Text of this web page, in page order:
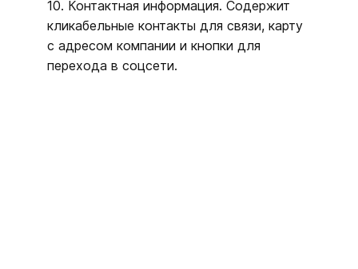
10. Контактная информация. Содержит
кликабельные контакты для связи, карту
с адресом компании и кнопки для
перехода в соцсети.